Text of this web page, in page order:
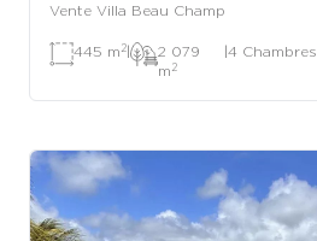
Vente Villa Beau Champ
445 m 2|
2 079
m 2
|4 Chambres